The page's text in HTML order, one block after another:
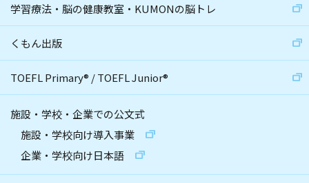
学習療法・脳の健康教室・KUMONの脳トレ
くもん出版
TOEFL Primary® /TOEFL Junior®
施設・学校・企業での公文式
施設・学校向け導入事業
企業・学校向け日本語